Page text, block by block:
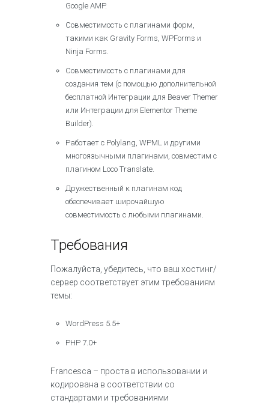
Google AMP.
Совместимость с плагинами форм,
такими как Gravity Forms, WPForms и
Ninja Forms.
Совместимость с плагинами для
создания тем (с помощью дополнительной
бесплатной Интеграции для Beaver Themer
или Интеграции для Elementor Theme
Builder).
Работает с Polylang, WPML и другими
многоязычными плагинами, совместим с
плагином Loco Translate.
Дружественный к плагинам код
обеспечивает широчайшую
совместимость с любыми плагинами.
Требования
Пожалуйста, убедитесь, что ваш хостинг/
сервер соответствует этим требованиям
темы:
WordPress 5.5+
PHP 7.0+
Francesca – проста в использовании и
кодирована в соответствии со
стандартами и требованиями